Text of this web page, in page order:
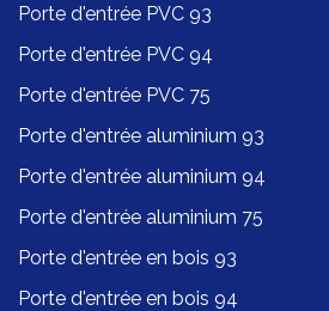
Porte d'entrée PVC 93
Porte d'entrée PVC 94
Porte d'entrée PVC 75
Porte d'entrée aluminium 93
Porte d'entrée aluminium 94
Porte d'entrée aluminium 75
Porte d'entrée en bois 93
Porte d'entrée en bois 94